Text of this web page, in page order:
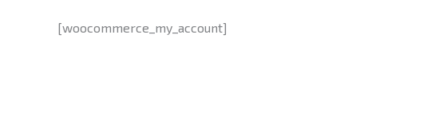
[woocommerce_my_account]